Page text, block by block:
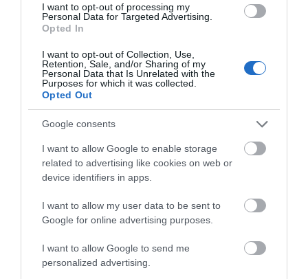
I want to opt-out of processing my
Personal Data for Targeted Advertising.
Opted In
I want to opt-out of Collection, Use,
Retention, Sale, and/or Sharing of my
Personal Data that Is Unrelated with the
Purposes for which it was collected.
Opted Out
Google consents
I want to allow Google to enable storage
related to advertising like cookies on web or
device identifiers in apps.
I want to allow my user data to be sent to
Google for online advertising purposes.
I want to allow Google to send me
personalized advertising.
ΡΟΗ ΕΙΔΗΣΕΩΝ
Συναγερμός στην Εύβοια: Στιγμές
αγωνίας για ιστιοφόρο με ξένους
επιβάτες
07.08.2026 | 11:15
Έκτακτη διακοπή νερού τώρα
07.08.2026 | 11:00
Η Κύμη στο επίκεντρο της
γαστρονομίας – Σήμερα η μεγάλη
έναρξη!
07.08.2026 | 10:45